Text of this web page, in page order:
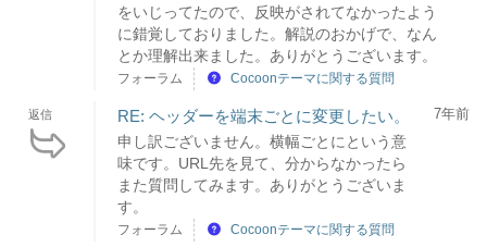
をいじってたので、反映がされてなかったよう
に錯覚しておりました。解説のおかげで、なん
とか理解出来ました。ありがとうございます。
フォーラム Cocoonテーマに関する質問
返信 RE: ヘッダーを端末ごとに変更したい。
申し訳ございません。横幅ごとにという意
味です。URL先を見て、分からなかったら
また質問してみます。ありがとうございま
す。
7年前
フォーラム Cocoonテーマに関する質問